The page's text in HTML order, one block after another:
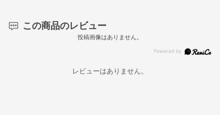
この商品のレビュー
投稿画像はありません。
レビューはありません。